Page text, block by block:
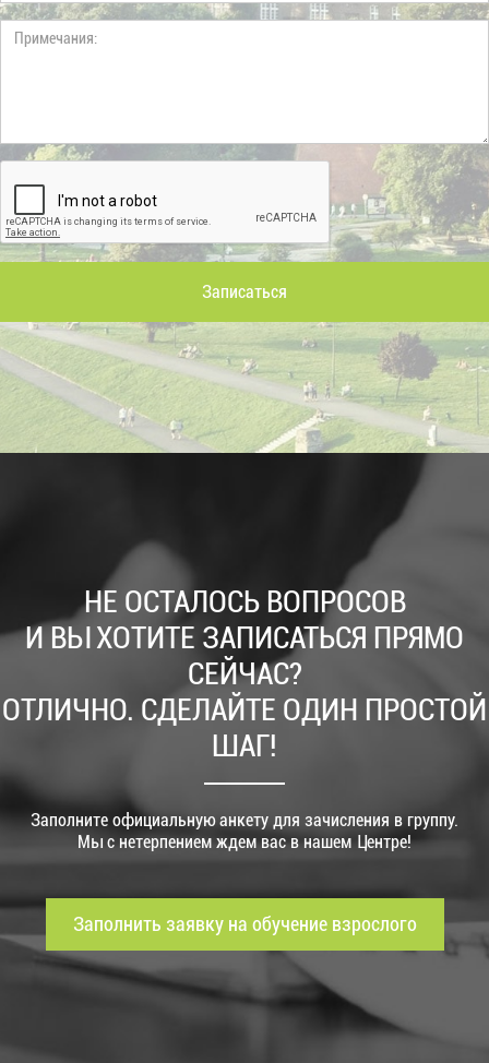
Записаться
НЕ ОСТАЛОСЬ ВОПРОСОВ
И ВЫ ХОТИТЕ ЗАПИСАТЬСЯ ПРЯМО
СЕЙЧАС?
ОТЛИЧНО. СДЕЛАЙТЕ ОДИН ПРОСТОЙ
ШАГ!
Заполните официальную анкету для зачисления в группу.
Мы с нетерпением ждем вас в нашем Центре!
Заполнить заявку на обучение взрослого